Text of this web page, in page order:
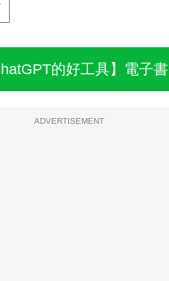
的好工具】電子書
ADVERTISEMENT